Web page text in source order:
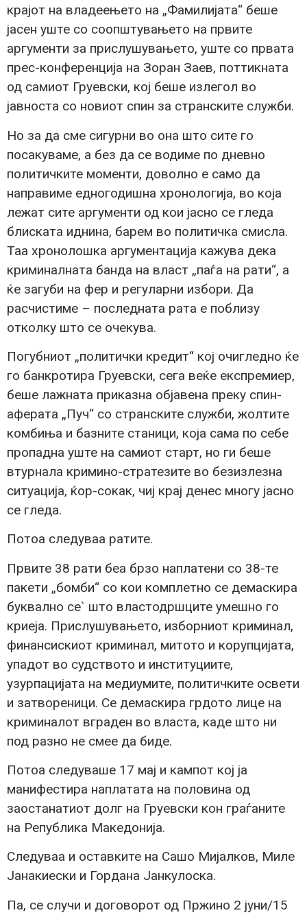
крајот на владеењето на „Фамилијата“ беше
јасен уште со соопштувањето на првите
аргументи за прислушувањето, уште со првата
прес-конференција на Зоран Заев, поттикната
од самиот Груевски, кој беше излегол во
јавноста со новиот спин за странските служби.
Но за да сме сигурни во она што сите го
посакуваме, а без да се водиме по дневно
политичките моменти, доволно е само да
направиме едногодишна хронологија, во која
лежат сите аргументи од кои јасно се гледа
блиската иднина, барем во политичка смисла.
Таа хронолошка аргументација кажува дека
криминалната банда на власт „паѓа на рати“, а
ќе загуби на фер и регуларни избори. Да
расчистиме – последната рата е поблизу
отколку што се очекува.
Погубниот „политички кредит“ кој очигледно ќе
го банкротира Груевски, сега веќе експремиер,
беше лажната приказна објавена преку спин-
аферата „Пуч“ со странските служби, жолтите
комбиња и базните станици, која сама по себе
пропадна уште на самиот старт, но ги беше
втурнала кримино-стратезите во безизлезна
ситуација, ќор-сокак, чиј крај денес многу јасно
се гледа.
Потоа следуваа ратите.
Првите 38 рати беа брзо наплатени со 38-те
пакети „бомби“ со кои комплетно се демаскира
буквално се` што властодршците умешно го
криеја. Прислушувањето, изборниот криминал,
финансискиот криминал, митото и корупцијата,
упадот во судството и институциите,
узурпацијата на медиумите, политичките освети
и затвореници. Се демаскира грдото лице на
криминалот вграден во власта, каде што ни
под разно не смее да биде.
Потоа следуваше 17 мај и кампот кој ја
манифестира наплатата на половина од
заостанатиот долг на Груевски кон граѓаните
на Република Македонија.
Следуваа и оставките на Сашо Мијалков, Миле
Јанакиески и Гордана Јанкулоска.
Па, се случи и договорот од Пржино 2 јуни/15